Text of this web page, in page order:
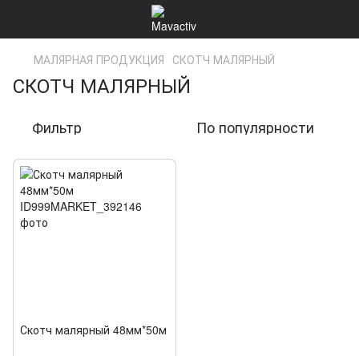
МАЛЯРНАЯ ПРОДУКЦИЯ СКОТЧ МАЛЯРНЫЙ
СКОТЧ МАЛЯРНЫЙ
Фильтр По популярности
Скотч малярный 48мм*50м